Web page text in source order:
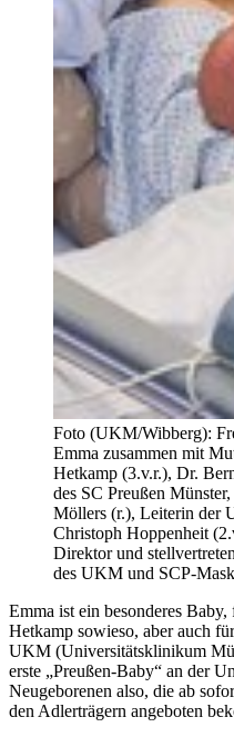
Foto (UKM/Wibberg):
Emma zusammen mit
Hetkamp (3.v.r.), Dr.
des SC Preußen
Möllers (r.), Leiterin der
Christoph Hoppenheit
Direktor und
des UKM und SCP-
Emma ist ein besonderes
Hetkamp sowieso, aber auch
UKM (Universitätsklinikum
erste „Preußen-Baby“ an der
Neugeborenen also, die ab
den Adlerträgern angeboten